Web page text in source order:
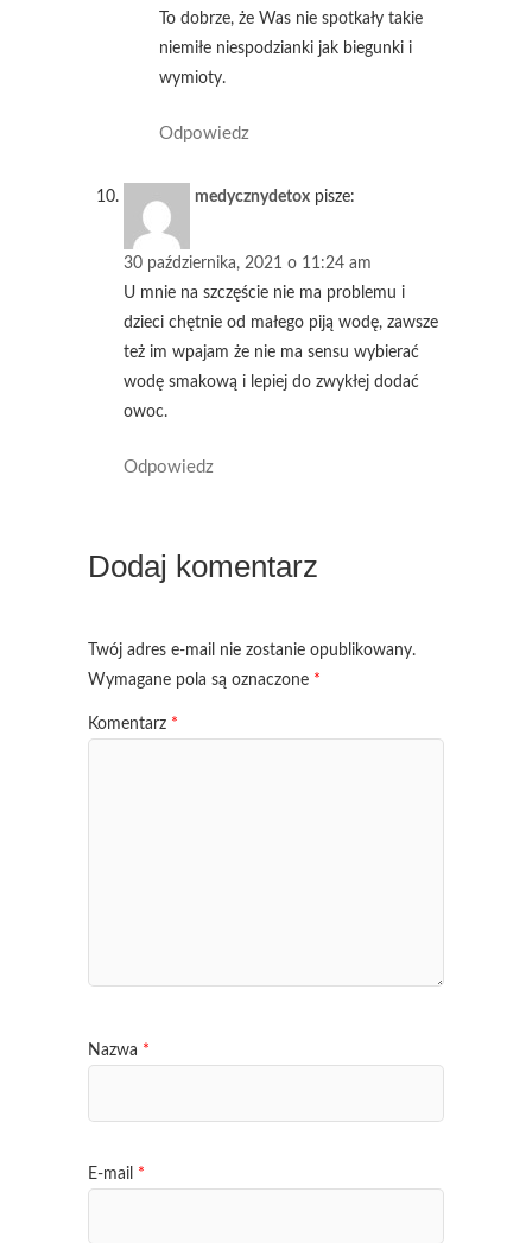
To dobrze, że Was nie spotkały takie
niemiłe niespodzianki jak biegunki i
wymioty.
Odpowiedz
medycznydetox pisze:
30 października, 2021 o 11:24 am
U mnie na szczęście nie ma problemu i
dzieci chętnie od małego piją wodę, zawsze
też im wpajam że nie ma sensu wybierać
wodę smakową i lepiej do zwykłej dodać
owoc.
Odpowiedz
Dodaj komentarz
Twój adres e-mail nie zostanie opublikowany.
Wymagane pola są oznaczone *
Komentarz *
Nazwa *
E-mail *